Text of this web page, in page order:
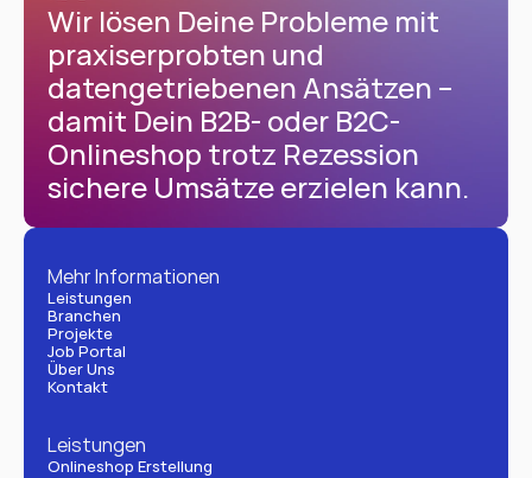
Wir lösen Deine Probleme mit
praxiserprobten und
datengetriebenen Ansätzen –
damit Dein B2B- oder B2C-
Onlineshop trotz Rezession
sichere Umsätze erzielen kann.
Mehr Informationen
Leistungen
Branchen
Projekte
Job Portal
Über Uns
Kontakt
Leistungen
Onlineshop Erstellung